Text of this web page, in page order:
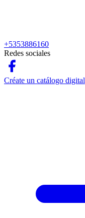
+5353886160
Redes sociales
Créate un catálogo digital